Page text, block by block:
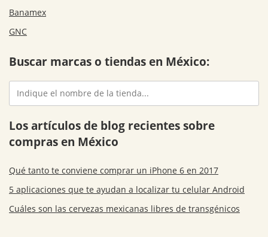
Banamex
GNC
Buscar marcas o tiendas en México:
Los artículos de blog recientes sobre
compras en México
Qué tanto te conviene comprar un iPhone 6 en 2017
5 aplicaciones que te ayudan a localizar tu celular Android
Cuáles son las cervezas mexicanas libres de transgénicos